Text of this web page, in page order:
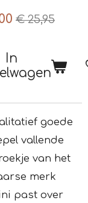
€ 25,95
In
goede
vallende
van het
merk
past over